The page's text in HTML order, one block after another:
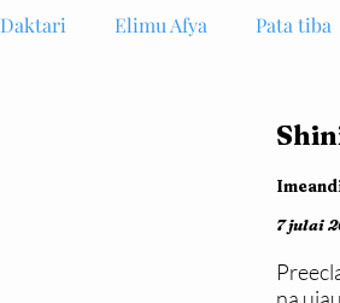
Daktari Elimu Afya Pata tiba
7 julai